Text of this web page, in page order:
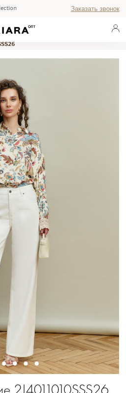
Заказать звонок